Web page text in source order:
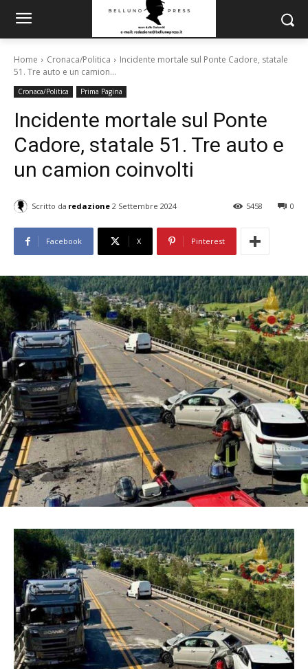
Home Cronaca/Politica
Incidente mortale sul Ponte Cadore, statale
51. Tre auto e un camion...
Cronaca/Politica Prima Pagina
Incidente mortale sul Ponte
Cadore, statale 51. Tre auto e
un camion coinvolti
Scritto da redazione 2 Settembre 2024 0
5458
Facebook X Pinterest